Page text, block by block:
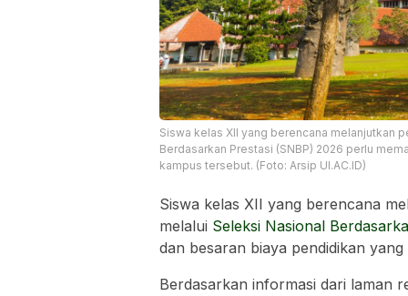
Siswa kelas XII yang berencana melanjutkan
Berdasarkan Prestasi (SNBP) 2026 perlu
kampus tersebut. (Foto: Arsip UI.AC.ID)
Siswa kelas XII yang berencana
melalui Seleksi Nasional
dan besaran biaya pendidikan
Berdasarkan informasi dari laman